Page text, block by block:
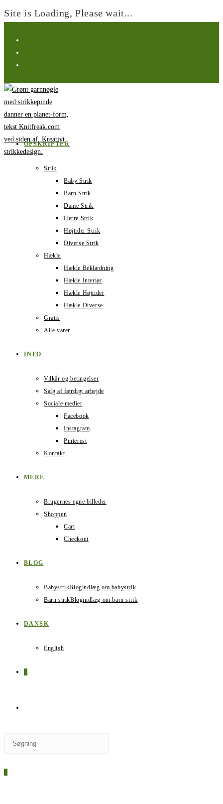
Site is Loading, Please wait...
indhold
OPSKRIFTER
Strik
Baby Strik
Barn Strik
Dame Strik
Herre Strik
Højtider Strik
Diverse Strik
Hækle
Hækle Beklædning
Hækle Interiør
Hækle Højtider
Hækle Diverse
Gratis
Alle varer
INFO
Vilkår og betingelser
Salg af færdigt arbejde
Sociale medier
Facebook
Instagram
Pinterest
Kontakt
MERE
Brugernes egne billeder
Shoppen
Cart
Checkout
BLOG
BabystrikBlogindlæg om babystrik
Barn strikBlogindlæg om barn strik
DANSK
English
TIL